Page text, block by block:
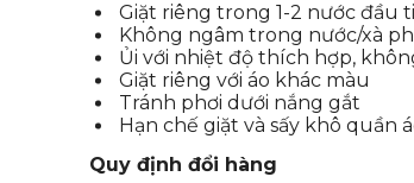
Giặt riêng trong 1-2 nước đầu
Không ngâm trong nước/xà
Ủi với nhiệt độ thích hợp,
Giặt riêng với áo khác màu
Tránh phơi dưới nắng gắt
Hạn chế giặt và sấy khô quần
Quy định đổi hàng